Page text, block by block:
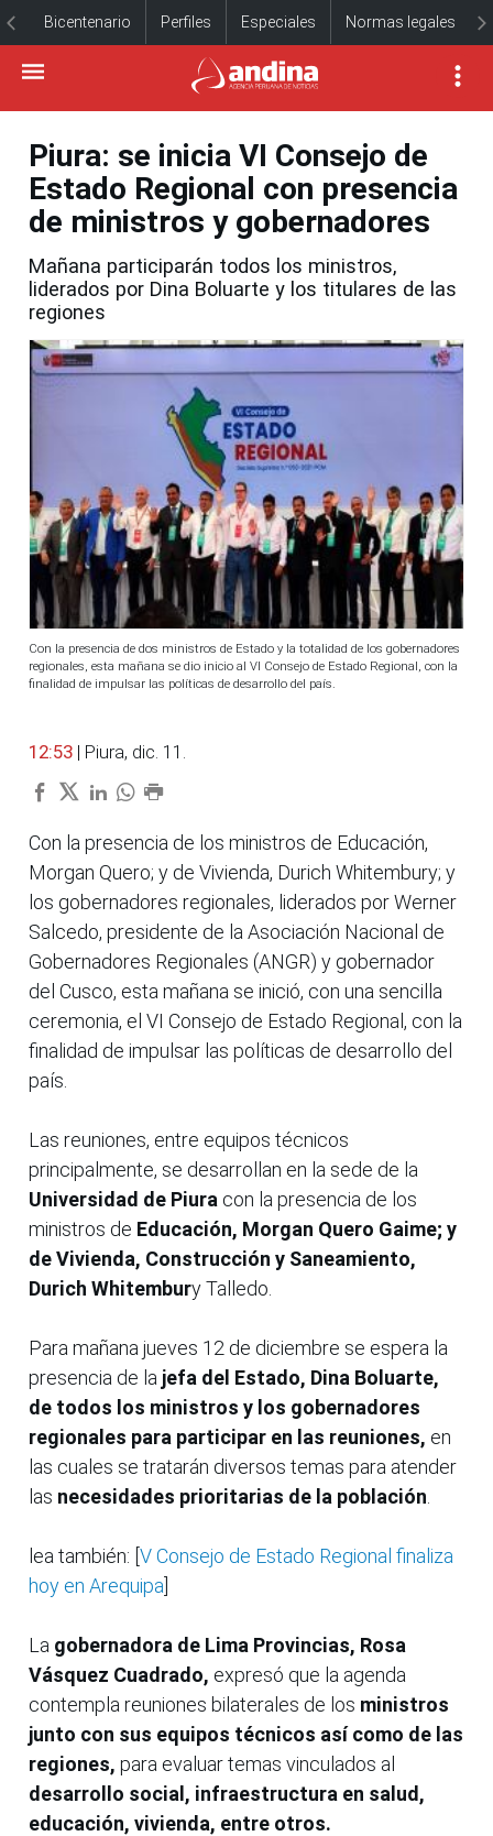
Bicentenario Perfiles Especiales Normas legales
Piura: se inicia VI Consejo de
Estado Regional con presencia
de ministros y gobernadores
Mañana participarán todos los ministros,
liderados por Dina Boluarte y los titulares de las
regiones
Con la presencia de dos ministros de Estado y la totalidad de los gobernadores
regionales, esta mañana se dio inicio al VI Consejo de Estado Regional, con la
finalidad de impulsar las políticas de desarrollo del país.
12:53 | Piura, dic. 11.
Con la presencia de los ministros de Educación,
Morgan Quero; y de Vivienda, Durich Whitembury; y
los gobernadores regionales, liderados por Werner
Salcedo, presidente de la Asociación Nacional de
Gobernadores Regionales (ANGR) y gobernador
del Cusco, esta mañana se inició, con una sencilla
ceremonia, el VI Consejo de Estado Regional, con la
finalidad de impulsar las políticas de desarrollo del
país.
Las reuniones, entre equipos técnicos
principalmente, se desarrollan en la sede de la
Universidad de Piura con la presencia de los
ministros de Educación, Morgan Quero Gaime; y
de Vivienda, Construcción y Saneamiento,
Durich Whitembury Talledo.
Para mañana jueves 12 de diciembre se espera la
presencia de la jefa del Estado, Dina Boluarte,
de todos los ministros y los gobernadores
regionales para participar en las reuniones, en
las cuales se tratarán diversos temas para atender
las necesidades prioritarias de la población
lea también: [ V Consejo de Estado Regional finaliza
hoy en Arequipa
La gobernadora de Lima Provincias, Rosa
Vásquez Cuadrado, expresó que la agenda
contempla reuniones bilaterales de los ministros
junto con sus equipos técnicos así como de las
regiones, para evaluar temas vinculados al
desarrollo social, infraestructura en salud,
educación, vivienda, entre otros.